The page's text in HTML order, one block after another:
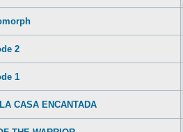
2
1
CASA ENCANTADA